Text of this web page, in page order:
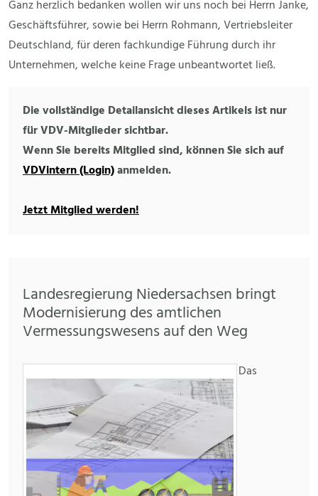
Ganz herzlich bedanken wollen wir uns noch bei Herrn Janke,
Geschäftsführer, sowie bei Herrn Rohmann, Vertriebsleiter
Deutschland, für deren fachkundige Führung durch ihr
Unternehmen, welche keine Frage unbeantwortet ließ.
Die vollständige Detailansicht dieses Artikels ist nur
für VDV-Mitglieder sichtbar.
Wenn Sie bereits Mitglied sind, können Sie sich auf
VDVintern (Login)anmelden.
Jetzt Mitglied werden!
Landesregierung Niedersachsen bringt
Modernisierung des amtlichen
Vermessungswesens auf den Weg
Das